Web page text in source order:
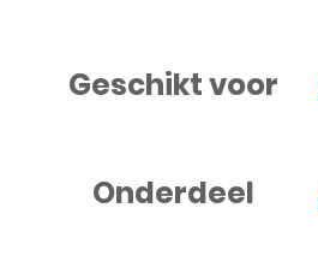
Geschikt voor
Onderdeel